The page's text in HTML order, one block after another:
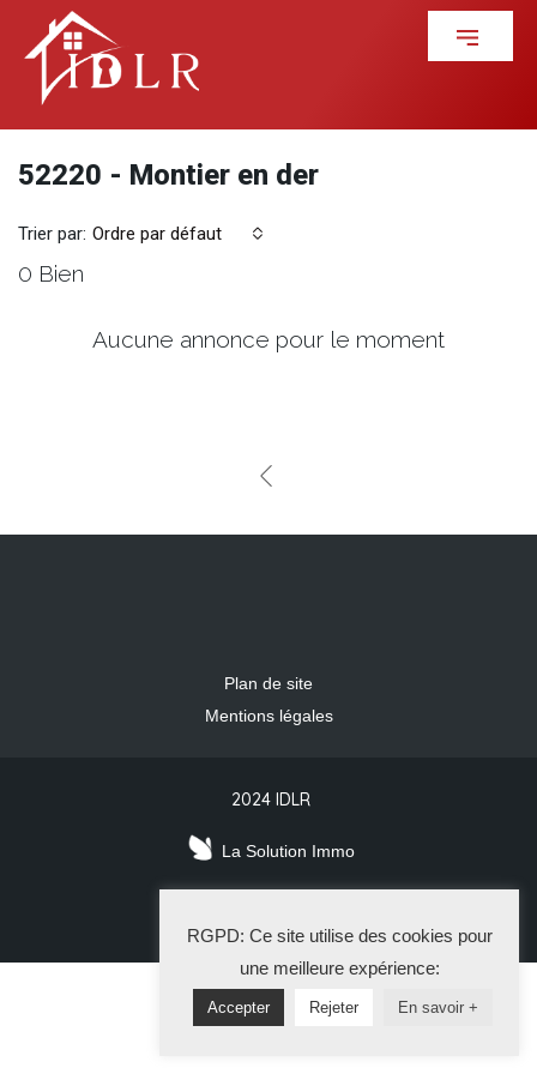
52220 - Montier en der
0 Bien
Trier par: Ordre par défaut
Aucune annonce pour le moment
Plan de site
Mentions légales
2024 IDLR
La Solution Immo
RGPD: Ce site utilise des cookies pour
une meilleure expérience:
Accepter Rejeter En savoir +